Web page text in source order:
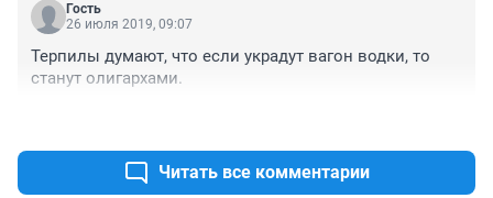
Гость
26 июля 2019, 09:07
Терпилы думают, что если украдут вагон водки, то
станут олигархами.
Читать все комментарии